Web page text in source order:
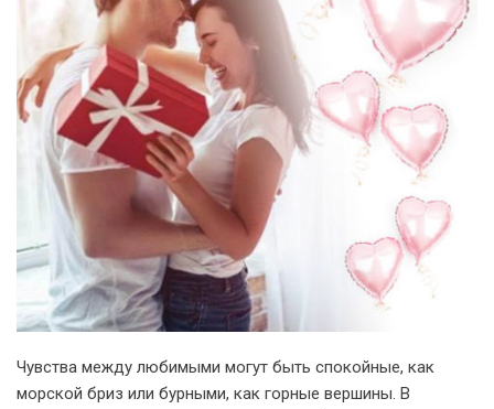
Чувства между любимыми могут быть спокойные, как
морской бриз или бурными, как горные вершины. В